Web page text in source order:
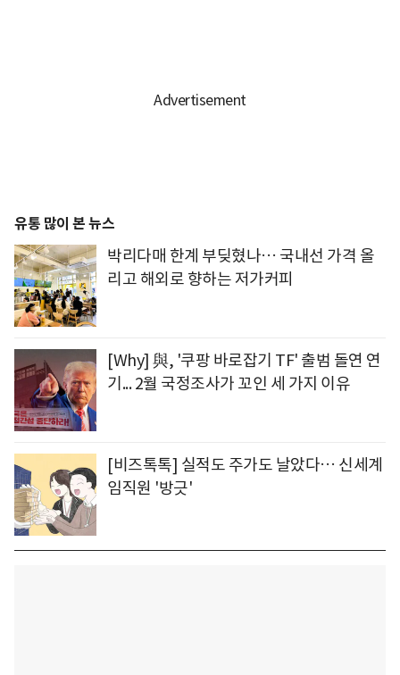
유통 많이 본 뉴스
박리다매 한계 부딪혔나… 국내선 가격 올
리고 해외로 향하는 저가커피
[Why] 與, '쿠팡 바로잡기 TF' 출범 돌연 연
기... 2월 국정조사가 꼬인 세 가지 이유
[비즈톡톡] 실적도 주가도 날았다… 신세계
임직원 '방긋'